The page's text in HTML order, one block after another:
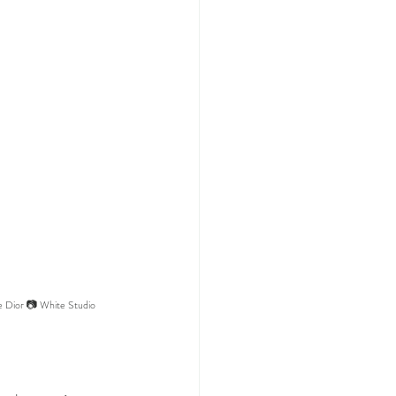
Dior 📷 White Studio